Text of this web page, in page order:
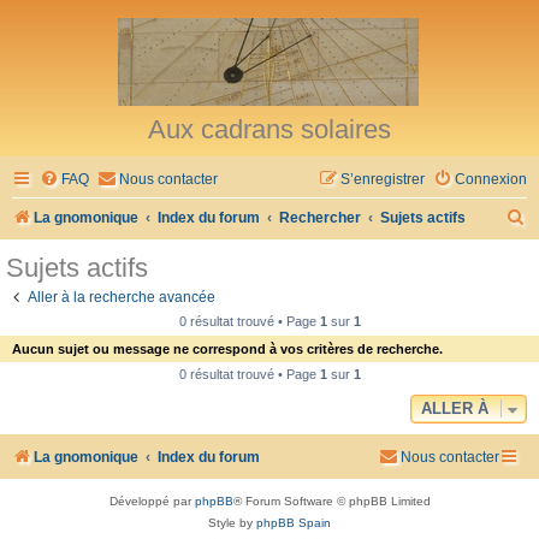
Aux cadrans solaires
FAQ Nous contacter Connexion
S’enregistrer
La gnomonique Index du forum Rechercher Sujets actifs
h
Sujets actifs
Aller à la recherche avancée
0 résultat trouvé • Page 1sur 1
Aucun sujet ou message ne correspond à vos critères de recherche.
0 résultat trouvé • Page 1sur 1
ALLER À
La gnomonique Index du forum Nous contacter
Développé parphpBB® Forum Software © phpBB Limited
Style by phpBB Spain